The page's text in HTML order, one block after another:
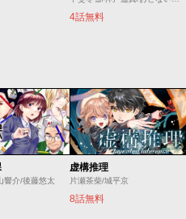
4話無料
響介/後藤悠太
虚構推理
片瀬茶柴/城平京
8話無料